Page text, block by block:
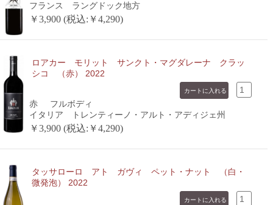
フランス ラングドック地方
￥3,900 (税込:￥4,290)
ロアカー モリット サンクト・マグダレーナ クラッ
シコ （赤） 2022
赤
フルボディ
イタリア トレンティーノ・アルト・アディジェ州
￥3,900 (税込:￥4,290)
タッサローロ アト ガヴィ ペット・ナット （白・
微発泡） 2022